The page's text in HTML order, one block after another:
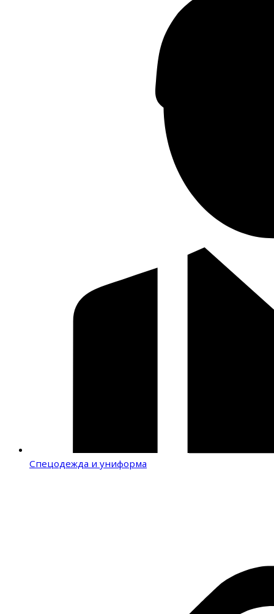
Спецодежда и униформа